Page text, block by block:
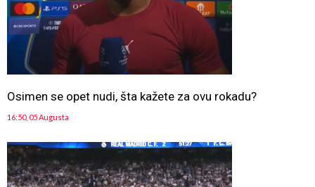
Osimen se opet nudi, šta kažete za ovu rokadu?
16:50, 05 Augusta